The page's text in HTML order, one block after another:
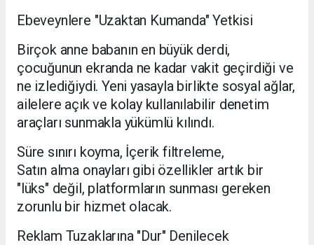
​Ebeveynlere "Uzaktan Kumanda" Yetkisi
​Birçok anne babanın en büyük derdi,
çocuğunun ekranda ne kadar vakit geçirdiği ve
ne izlediğiydi. Yeni yasayla birlikte sosyal ağlar,
ailelere açık ve kolay kullanılabilir denetim
araçları sunmakla yükümlü kılındı.
​Süre sınırı koyma, ​İçerik filtreleme,
​Satın alma onayları gibi özellikler artık bir
"lüks" değil, platformların sunması gereken
zorunlu bir hizmet olacak.
​Reklam Tuzaklarına "Dur" Denilecek